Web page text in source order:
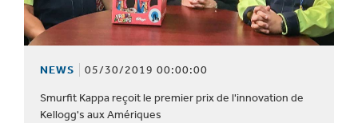
NEWS 05/30/2019 00:00:00
Smurfit Kappa reçoit le premier prix de l'innovation de
Kellogg's aux Amériques